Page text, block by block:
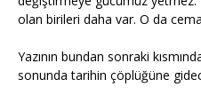
olan birileri daha var. O da
Yazının bundan sonraki
sonunda tarihin çöplüğüne